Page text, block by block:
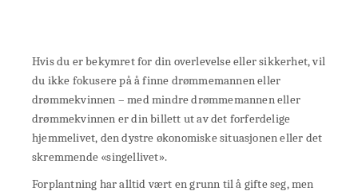
Hvis du er bekymret for din overlevelse eller sikkerhet, vil
du ikke fokusere på å finne drømmemannen eller
drømmekvinnen – med mindre drømmemannen eller
drømmekvinnen er din billett ut av det forferdelige
hjemmelivet, den dystre økonomiske situasjonen eller det
skremmende «singellivet».
Forplantning har alltid vært en grunn til å gifte seg, men